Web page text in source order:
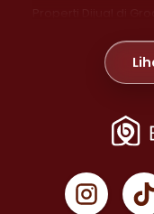
Properti Dijual di
Properti Dijual di
Properti Dijual
Properti Dijual di
Properti Dijual di